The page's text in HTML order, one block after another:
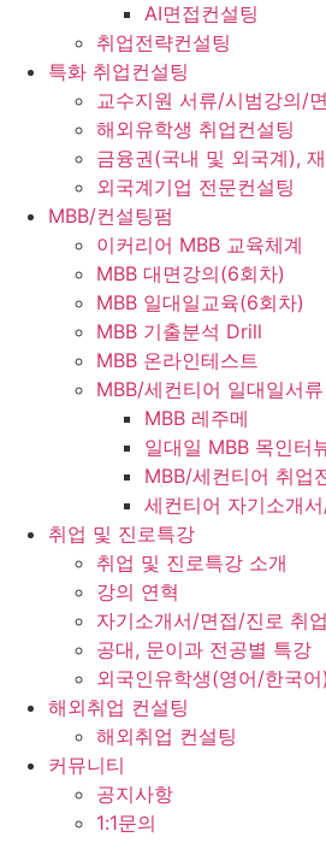
AI면접컨설팅
취업전략컨설팅
특화 취업컨설팅
교수지원 서류/시범강의/
해외유학생 취업컨설팅
금융권(국내 및 외국계),
외국계기업 전문컨설팅
MBB/컨설팅펌
이커리어 MBB 교육체계
MBB 대면강의(6회차)
MBB 일대일교육(6회차)
MBB 기출분석 Drill
MBB 온라인테스트
MBB/세컨티어 일대일서
MBB 레주메
일대일 MBB 목인터
MBB/세컨티어 취업
세컨티어 자기소개
취업 및 진로특강
취업 및 진로특강 소개
강의 연혁
자기소개서/면접/진로 취
공대, 문이과 전공별 특강
외국인유학생(영어/한국어)
해외취업 컨설팅
해외취업 컨설팅
커뮤니티
공지사항
1:1문의